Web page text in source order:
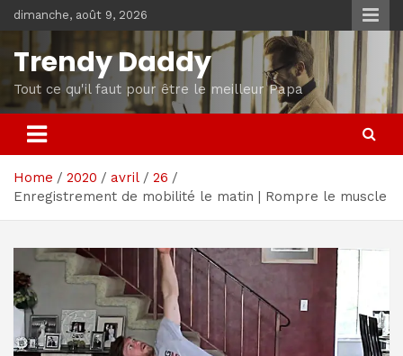
Skip
to
content
dimanche, août 9, 2026
Trendy Daddy
Tout ce qu'il faut pour être le meilleur Papa
Home 2020 avril
26
Enregistrement de mobilité le matin | Rompre le muscle